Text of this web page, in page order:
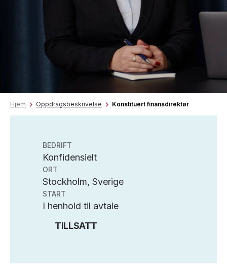
Hjem Oppdragsbeskrivelse Konstituert finansdirektør
BEDRIFT
Konfidensielt
ORT
Stockholm, Sverige
START
I henhold til avtale
TILLSATT